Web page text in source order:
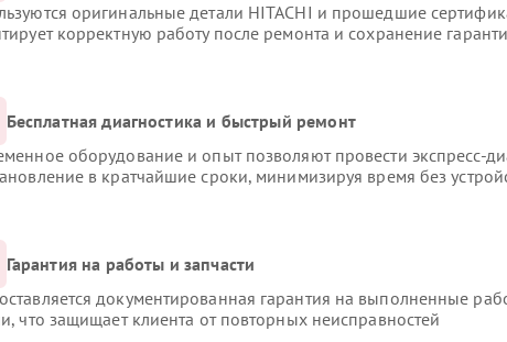
оригинальные детали HITACHI и прошедшие
корректную работу после ремонта и сохранение
Бесплатная диагностика и быстрый ремонт
оборудование и опыт позволяют провести экспресс-
в кратчайшие сроки, минимизируя время без
Гарантия на работы и запчасти
документированная гарантия на выполненные
что защищает клиента от повторных неисправностей